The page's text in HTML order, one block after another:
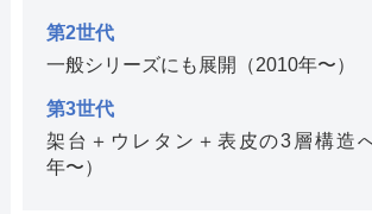
第2世代
一般シリーズにも展開（2010年〜）
第3世代
架台＋ウレタン＋表皮の3層構造
年〜）